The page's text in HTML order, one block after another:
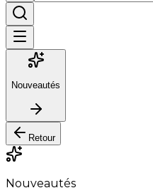
Nouveautés
Retour
Nouveautés